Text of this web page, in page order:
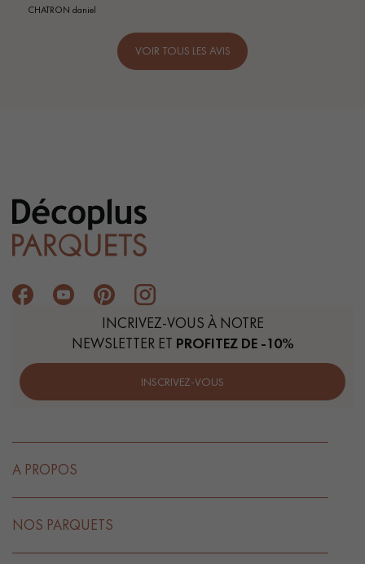
CHATRON daniel
VOIR TOUS LES AVIS
INCRIVEZ-VOUS À NOTRE
NEWSLETTER ET PROFITEZ DE -10%
INSCRIVEZ-VOUS
A PROPOS
NOS PARQUETS